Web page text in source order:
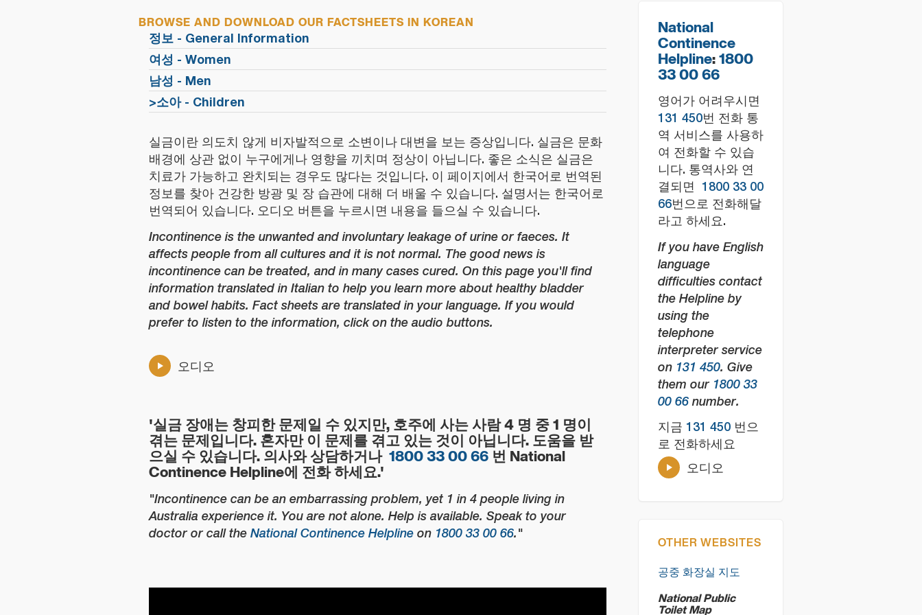
BROWSE AND DOWNLOAD OUR FACTSHEETS IN KOREAN
정보 - General Information
여성 - Women
남성 - Men
>소아 - Children
실금이란 의도치 않게 비자발적으로 소변이나 대변을 보는 증상입니다. 실금은 문화
배경에 상관 없이 누구에게나 영향을 끼치며 정상이 아닙니다. 좋은 소식은 실금은
치료가 가능하고 완치되는 경우도 많다는 것입니다. 이 페이지에서 한국어로 번역된
정보를 찾아 건강한 방광 및 장 습관에 대해 더 배울 수 있습니다. 설명서는 한국어로
번역되어 있습니다. 오디오 버튼을 누르시면 내용을 들으실 수 있습니다.
Incontinence is the unwanted and involuntary leakage of urine or faeces. It
affects people from all cultures and it is not normal. The good news is
incontinence can be treated, and in many cases cured. On this page you'll find
information translated in Italian to help you learn more about healthy bladder
and bowel habits. Fact sheets are translated in your language. If you would
prefer to listen to the information, click on the audio buttons.
오디오
'실금 장애는 창피한 문제일 수 있지만, 호주에 사는 사람 4 명 중 1 명이
겪는 문제입니다. 혼자만 이 문제를 겪고 있는 것이 아닙니다. 도움을 받
으실 수 있습니다. 의사와 상담하거나 1800 33 00 66 번 National
Continence Helpline에 전화 하세요.'
"Incontinence can be an embarrassing problem, yet 1 in 4 people living in
Australia experience it. You are not alone. Help is available. Speak to your
doctor or call the National Continence Helpline on 1800 33 00 66."
National
Continence
Helpline: 1800
33 00 66
영어가 어려우시면
131 450번 전화 통
역 서비스를 사용하
여 전화할 수 있습
니다. 통역사와 연
결되면 1800 33 00
66번으로 전화해달
라고 하세요.
If you have English
language
difficulties contact
the Helpline by
using the
telephone
interpreter service
on 131 450. Give
them our 1800 33
00 66number.
지금 131 450번으
로 전화하세요
오디오
OTHER WEBSITES
공중 화장실 지도
National Public
Toilet Map